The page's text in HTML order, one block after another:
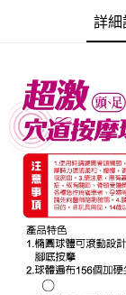
https://aftee.tw/terms/
３．未成年的使用者
４．使用「AFTEE先
時審查核予不同之上
請求用戶進行身份認
５．嚴禁一人註冊多
恩沛科技股份有限公
每筆NT$65，滿
每筆NT$100，滿
付款後寶雅門市自
每筆NT$80，滿
詳細